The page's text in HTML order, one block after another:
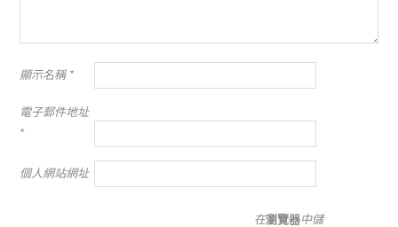
顯示名稱 *
電子郵件地址
*
個人網站網址
在瀏覽器中儲